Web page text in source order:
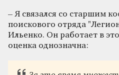
– Я связался со старшим
поискового отряда
Ильенко. Он работает в
оценка однозначна: